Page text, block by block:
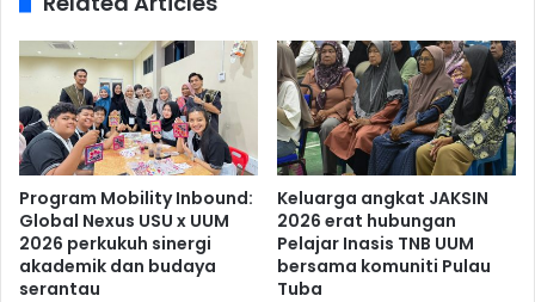
Program Mobility Inbound:
Global Nexus USU x UUM
2026 perkukuh sinergi
akademik dan budaya
serantau
Keluarga angkat JAKSIN
2026 erat hubungan
Pelajar Inasis TNB UUM
bersama komuniti Pulau
Tuba